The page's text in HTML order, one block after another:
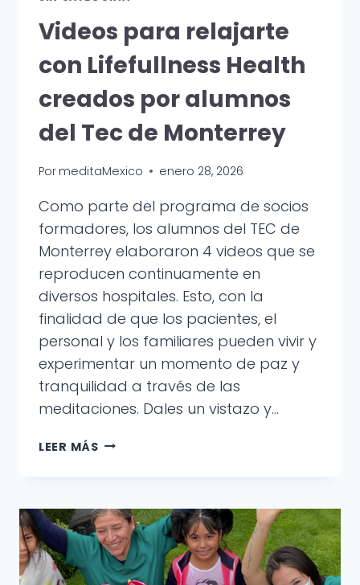
Videos para relajarte
con Lifefullness Health
creados por alumnos
del Tec de Monterrey
Por meditaMexico enero 28, 2026
Como parte del programa de socios
formadores, los alumnos del TEC de
Monterrey elaboraron 4 videos que se
reproducen continuamente en
diversos hospitales. Esto, con la
finalidad de que los pacientes, el
personal y los familiares pueden vivir y
experimentar un momento de paz y
tranquilidad a través de las
meditaciones. Dales un vistazo y…
LEER MÁSVIDEOS
LIFEFULLNESS
HEALTH
CREADOS
POR